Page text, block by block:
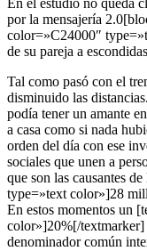
En el estudio no queda
por la mensajería
color=»C24000″
de su pareja a
Tal como pasó con el
disminuido las
podía tener un amante
a casa como si nada
orden del día con ese
sociales que unen a
que son las causantes
type=»text color»]28
En estos momentos un
color»]20%[/textmarker]
denominador común